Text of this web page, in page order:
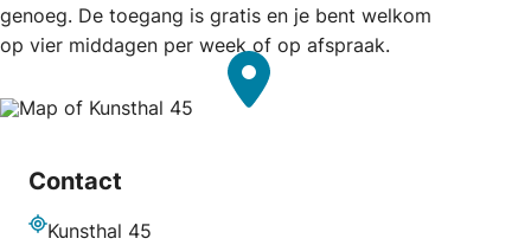
genoeg. De toegang is gratis en je bent welkom
op vier middagen per week of op afspraak.
Contact
Kunsthal 45